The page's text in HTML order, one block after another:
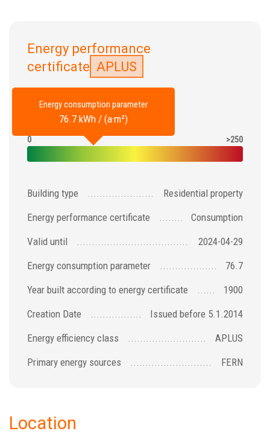
Energy performance
certificate APLUS
Energy consumption parameter
76.7 kWh / (a·m²)
0 >250
Building type
Residential property
Energy performance certificate
Consumption
Valid until
2024-04-29
Energy consumption parameter
76.7
Year built according to energy certificate
1900
Creation Date
Issued before 5.1.2014
Energy efficiency class
APLUS
Primary energy sources
FERN
Location